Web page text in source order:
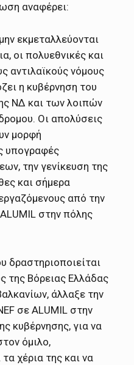
αναφέρει:
εκμεταλλεύονται
οι πολυεθνικές και
αντιλαϊκούς νόμους
η κυβέρνηση του
ΝΔ και των λοιπών
Οι απολύσεις
μορφή
υπογραφές
την γενίκευση της
και σήμερα
από την
στην πόλης
δραστηριοποιείται
της Βόρειας Ελλάδας
άλλαξε την
σε ALUMIL στην
κυβέρνησης, για να
όμιλο,
χέρια της και να